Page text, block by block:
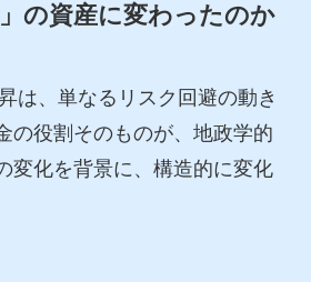
の資産に変わったのか
は、単なるリスク回避の動き
の役割そのものが、地政学的
変化を背景に、構造的に変化